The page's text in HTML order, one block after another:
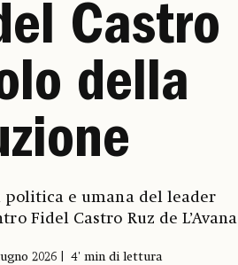
Castro
della
politica e umana del leader
Fidel Castro Ruz de L’Avana
2026 4' min di lettura